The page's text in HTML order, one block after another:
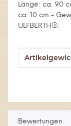
Länge: ca. 90
ca. 10 cm -
ULFBERTH®.
Wert
Bewertungen